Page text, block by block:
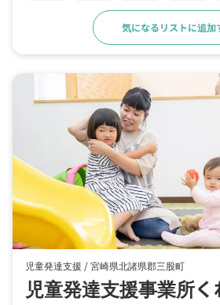
気になるリストに追加
児童発達支援 /宮崎県北諸県郡三股町
児童発達支援事業所く